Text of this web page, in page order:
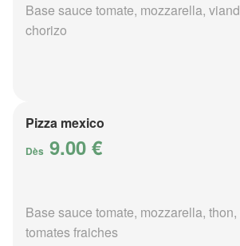
Base sauce tomate, mozzarella,
chorizo
Pizza mexico
Dès 9.00 €
Base sauce tomate, mozzarella,
tomates fraiches